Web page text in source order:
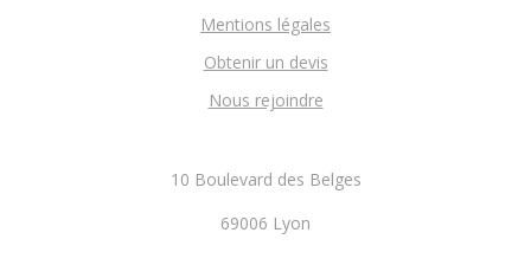
Mentions légales
Obtenir un devis
Nous rejoindre
10 Boulevard des Belges
69006 Lyon